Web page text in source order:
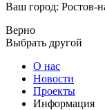
Ваш город: Ростов-
Верно
Выбрать другой
О нас
Новости
Проекты
Информация